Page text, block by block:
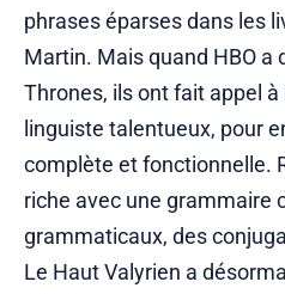
phrases éparses dans les
Martin. Mais quand HBO a
Thrones, ils ont fait appel
linguiste talentueux, pour
complète et fonctionnelle.
riche avec une grammaire
grammaticaux, des
Le Haut Valyrien a